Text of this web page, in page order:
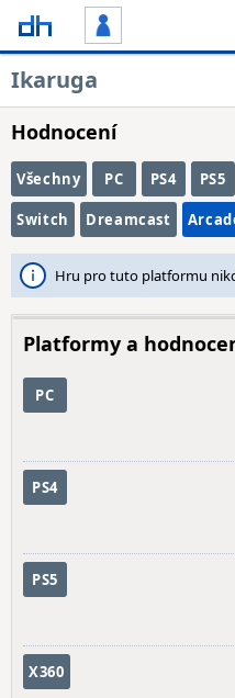
Ikaruga
Hodnocení
Všechny PC PS4 PS5
Switch Dreamcast
Hru pro tuto platformu
Platformy a
PC
PS4
PS5
X360